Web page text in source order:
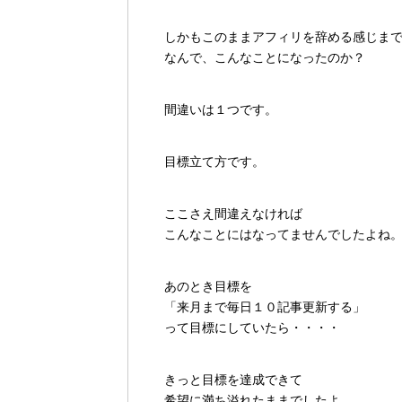
しかもこのままアフィリを辞める感じまで
なんで、こんなことになったのか？
間違いは１つです。
目標立て方です。
ここさえ間違えなければ
こんなことにはなってませんでしたよね。
あのとき目標を
「来月まで毎日１０記事更新する」
って目標にしていたら・・・・
きっと目標を達成できて